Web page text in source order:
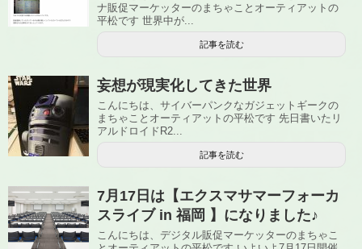
ナ販促マーケッターのまちゃことオーティアットの
平松です 世界中が...
記事を読む
妄想が現実化してきた世界
こんにちは、サイバーパンクなガジェットギークの
まちゃことオーティアットの平松です 先日書いたリ
アルドロイドR2...
記事を読む
7月17日は【エクスマサマーフォーカ
スライブ in 福岡 】になりました♪
こんにちは、デジタル販促マーケッターのまちゃこ